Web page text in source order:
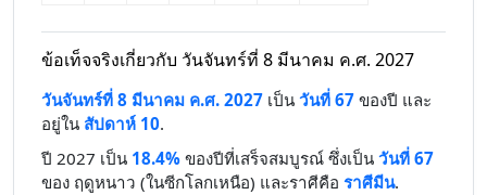
ข้อเท็จจริงเกี่ยวกับ วันจันทร์ที่ 8 มีนาคม ค.ศ. 2027
วันจันทร์ที่ 8 มีนาคม ค.ศ. 2027 เป็น วันที่ 67 ของปี และ
อยู่ใน สัปดาห์ 10.
ปี 2027 เป็น 18.4% ของปีที่เสร็จสมบูรณ์ ซึ่งเป็น วันที่ 67
ของ ฤดูหนาว (ในซีกโลกเหนือ) และราศีคือ ราศีมีน.